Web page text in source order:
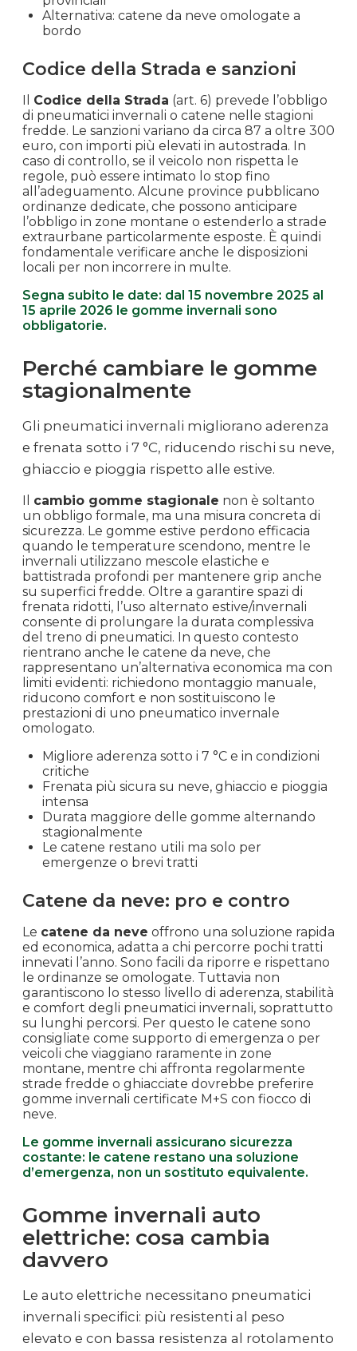
Alternativa: catene da neve omologate a
bordo
Codice della Strada e sanzioni
Il Codice della Strada (art. 6) prevede l’obbligo
di pneumatici invernali o catene nelle stagioni
fredde. Le sanzioni variano da circa 87 a oltre 300
euro, con importi più elevati in autostrada. In
caso di controllo, se il veicolo non rispetta le
regole, può essere intimato lo stop fino
all’adeguamento. Alcune province pubblicano
ordinanze dedicate, che possono anticipare
l’obbligo in zone montane o estenderlo a strade
extraurbane particolarmente esposte. È quindi
fondamentale verificare anche le disposizioni
locali per non incorrere in multe.
Segna subito le date: dal 15 novembre 2025 al
15 aprile 2026 le gomme invernali sono
obbligatorie.
Perché cambiare le gomme
stagionalmente
Gli pneumatici invernali migliorano aderenza
e frenata sotto i 7 °C, riducendo rischi su neve,
ghiaccio e pioggia rispetto alle estive.
cambio gomme stagionale non è soltanto
un obbligo formale, ma una misura concreta di
sicurezza. Le gomme estive perdono efficacia
quando le temperature scendono, mentre le
invernali utilizzano mescole elastiche e
battistrada profondi per mantenere grip anche
su superfici fredde. Oltre a garantire spazi di
frenata ridotti, l’uso alternato estive/invernali
consente di prolungare la durata complessiva
del treno di pneumatici. In questo contesto
rientrano anche le catene da neve, che
rappresentano un’alternativa economica ma con
limiti evidenti: richiedono montaggio manuale,
riducono comfort e non sostituiscono le
prestazioni di uno pneumatico invernale
omologato.
Migliore aderenza sotto i 7 °C e in condizioni
critiche
Frenata più sicura su neve, ghiaccio e pioggia
intensa
Durata maggiore delle gomme alternando
stagionalmente
Le catene restano utili ma solo per
emergenze o brevi tratti
Catene da neve: pro e contro
Le catene da neve offrono una soluzione rapida
ed economica, adatta a chi percorre pochi tratti
innevati l’anno. Sono facili da riporre e rispettano
le ordinanze se omologate. Tuttavia non
garantiscono lo stesso livello di aderenza, stabilità
e comfort degli pneumatici invernali, soprattutto
su lunghi percorsi. Per questo le catene sono
consigliate come supporto di emergenza o per
veicoli che viaggiano raramente in zone
montane, mentre chi affronta regolarmente
strade fredde o ghiacciate dovrebbe preferire
gomme invernali certificate M+S con fiocco di
neve.
Le gomme invernali assicurano sicurezza
costante: le catene restano una soluzione
d’emergenza, non un sostituto equivalente.
Gomme invernali auto
elettriche: cosa cambia
davvero
Le auto elettriche necessitano pneumatici
invernali specifici: più resistenti al peso
elevato e con bassa resistenza al rotolamento